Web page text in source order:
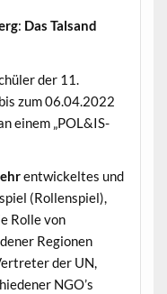
: Das Talsand
der 11.
zum 06.04.2022
einem „POL&IS-
entwickeltes und
(Rollenspiel),
Rolle von
Regionen
der UN,
NGO’s